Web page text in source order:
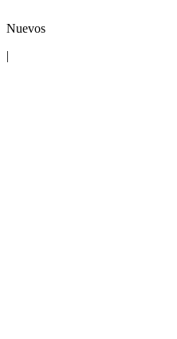
Nuevos
|